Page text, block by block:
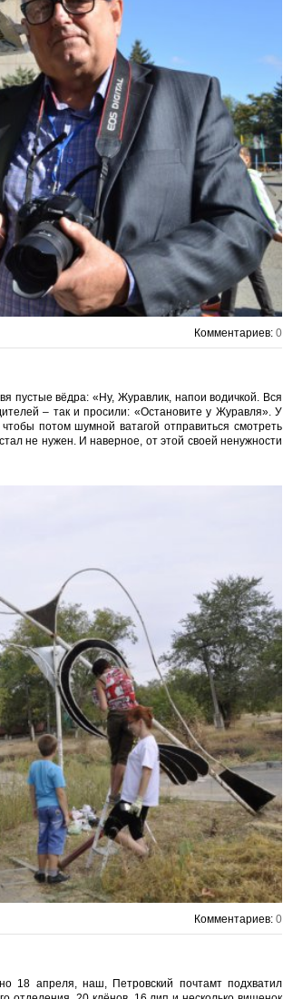
Комментариев: 0
пустые вёдра: «Ну, Журавлик, напои водичкой. Вся
– так и просили: «Остановите у Журавля». У
потом шумной ватагой отправиться смотреть
не нужен. И наверное, от этой своей ненужности
Комментариев: 0
18 апреля, наш, Петровский почтамт подхватил